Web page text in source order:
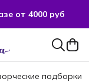
от 4000 руб
подборки